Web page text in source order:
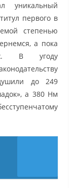
уникальный
первого в
степенью
а пока
В угоду
до 249
а 380 Нм